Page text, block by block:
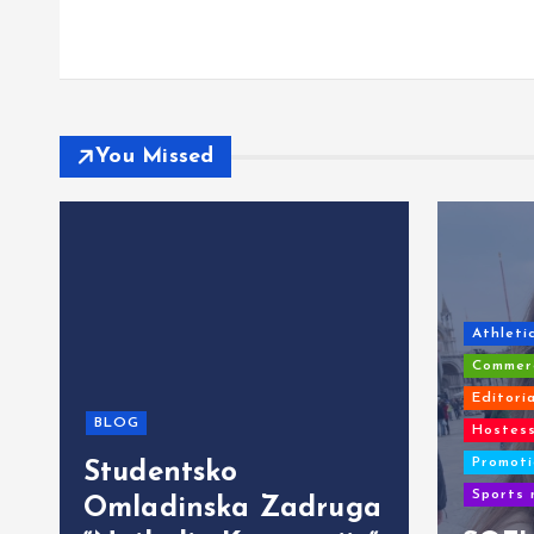
You Missed
BLOG
Studentsko
Omladinska Zadruga
Sports